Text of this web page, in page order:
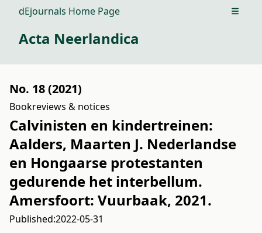
dEjournals Home Page Open
Acta Neerlandica
No. 18 (2021)
Bookreviews & notices
Calvinisten en kindertreinen:
Aalders, Maarten J. Nederlandse
en Hongaarse protestanten
gedurende het interbellum.
Amersfoort: Vuurbaak, 2021.
Published:2022-05-31